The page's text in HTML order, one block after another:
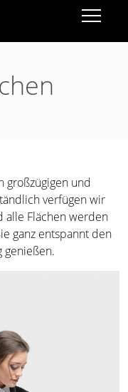
großzügigen und
verfügen wir
alle Flächen werden
ganz entspannt den
genießen.